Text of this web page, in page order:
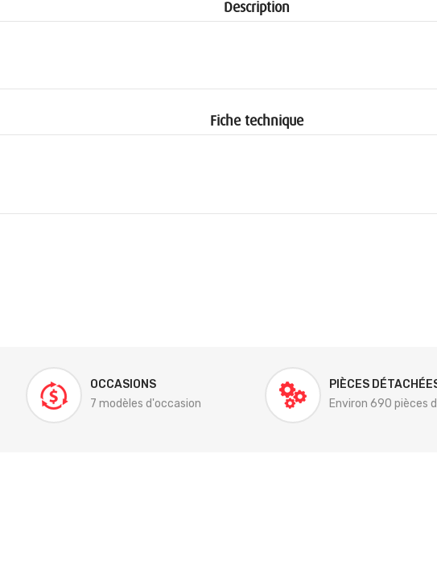
Description
Fiche technique
OCCASIONS
7 modèles d'occasion
PIÈCES
Environ 690 pièces